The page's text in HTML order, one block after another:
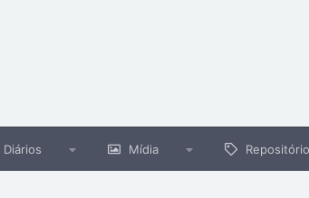
Diários Mídia Repositório